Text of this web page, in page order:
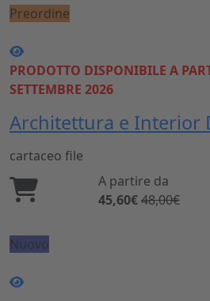
Preordine
PRODOTTO DISPONIBILE A
SETTEMBRE 2026
Architettura e Interior
cartaceo file
A partire da
45,60€48,00€
Nuovo